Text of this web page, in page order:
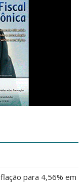
para 4,56% em